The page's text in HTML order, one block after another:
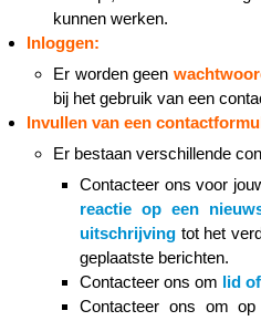
kunnen werken.
Inloggen:
Er worden geen
bij het gebruik van een
Invullen van een
Er bestaan verschillende
Contacteer ons voor
reactie op een
uitschrijving tot het
geplaatste berichten.
Contacteer ons om lid
Contacteer ons om